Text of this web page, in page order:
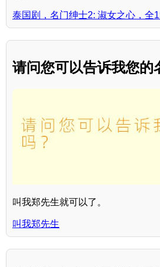
泰国剧，名门绅士2: 淑女之心，全
请问您可以告诉我您的
叫我郑先生就可以了。
叫我郑先生